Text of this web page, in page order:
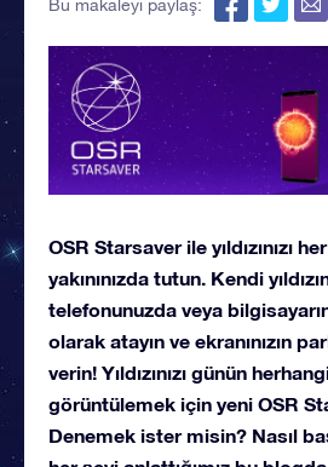
Bu makaleyi paylaş:
OSR Starsaver ile yıldızınızı
yakınınızda tutun. Kendi
telefonunuzda veya
olarak atayın ve ekranınızın
verin! Yıldızınızı günün
görüntülemek için yeni OSR
Denemek ister misin? Nasıl